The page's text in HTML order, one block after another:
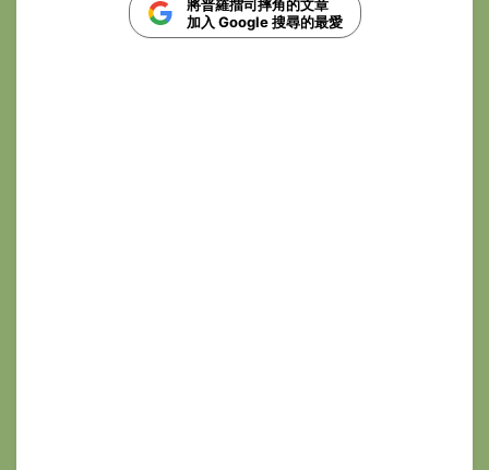
將普羅擂司摔角的文章
加入 Google 搜尋的最愛